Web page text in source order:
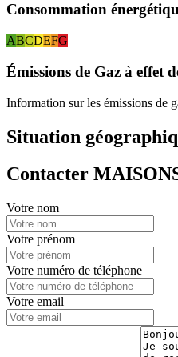
Consommation
ABCDEFG
Émissions de Gaz à effet
Information sur les émissions de
Situation
Contacter
Votre nom
Votre prénom
Votre numéro de téléphone
Votre email